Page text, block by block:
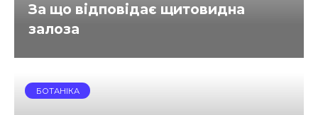
За що відповідає щитовидна
залоза
БОТАНІКА